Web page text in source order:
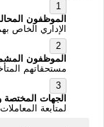
الموظفون
الإداري الخاص
الموظفون
مستحقاتهم
الجهات
لمتابعة